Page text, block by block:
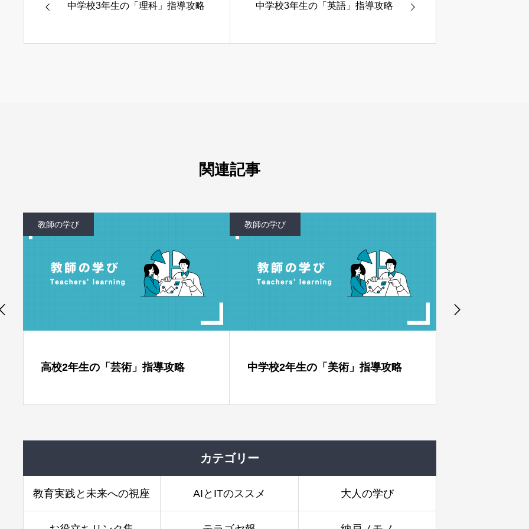
中学校3年生の「理科」指導攻略 中学校3年生の「英語」指導攻略
関連記事
指導攻略 中学校2年生の「美術」指導攻略 高校2年生の「保健体育」指導攻略
カテゴリー
教育実践と未来への視座 AIとITのススメ 大人の学び